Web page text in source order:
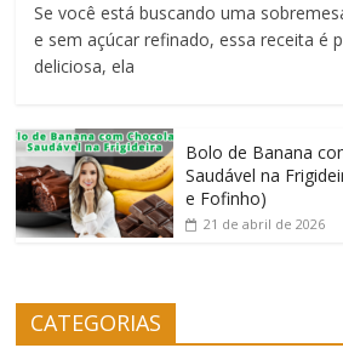
Se você está buscando uma
e sem açúcar refinado, essa receita é
deliciosa, ela
Bolo de Banana
Saudável na
e Fofinho)
21 de abril de 2026
CATEGORIAS